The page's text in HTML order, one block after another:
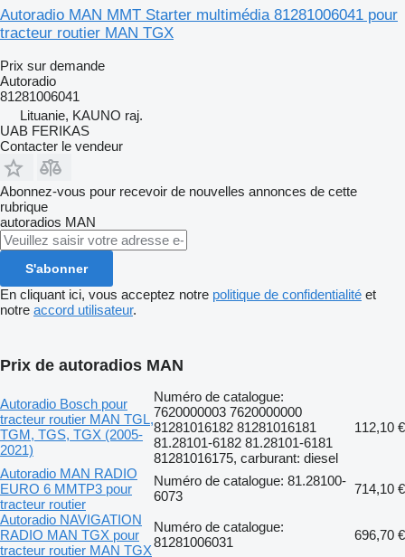
Autoradio MAN MMT Starter multimédia 81281006041 pour
tracteur routier MAN TGX
Prix sur demande
Autoradio
81281006041
Lituanie, KAUNO raj.
UAB FERIKAS
Contacter le vendeur
Abonnez-vous pour recevoir de nouvelles annonces de cette
rubrique
autoradios MAN
S'abonner
En cliquant ici, vous acceptez notre politique de confidentialité et
notre accord utilisateur.
Prix de autoradios MAN
Autoradio Bosch pour
tracteur routier MAN TGL,
TGM, TGS, TGX (2005-
2021)
Numéro de catalogue:
7620000003 7620000000
81281016182 81281016181
81.28101-6182 81.28101-6181
81281016175, carburant: diesel
112,10 €
Autoradio MAN RADIO
EURO 6 MMTP3 pour
tracteur routier
Numéro de catalogue: 81.28100-
6073
714,10 €
Autoradio NAVIGATION
RADIO MAN TGX pour
tracteur routier MAN TGX
Numéro de catalogue:
81281006031
696,70 €